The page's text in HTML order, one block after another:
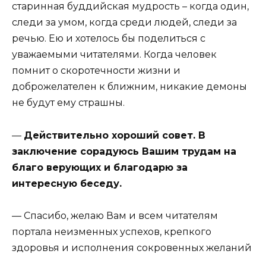
старинная буддийская мудрость – когда один,
следи за умом, когда среди людей, следи за
речью. Ею и хотелось бы поделиться с
уважаемыми читателями. Когда человек
помнит о скоротечности жизни и
доброжелателен к ближним, никакие демоны
не будут ему страшны.
— Действительно хороший совет. В
заключение сорадуюсь Вашим трудам на
благо верующих и благодарю за
интересную беседу.
— Спасибо, желаю Вам и всем читателям
портала неизменных успехов, крепкого
здоровья и исполнения сокровенных желаний